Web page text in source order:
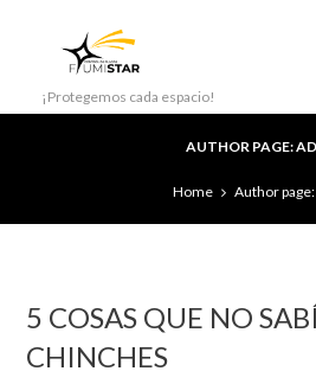
¡Protegemos cada espacio!
AUTHOR PAGE:
Home Author
5 COSAS QUE NO
CHINCHES